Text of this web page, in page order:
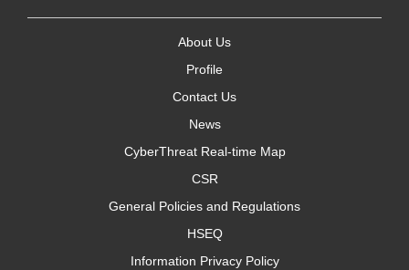
About Us
Profile
Contact Us
News
CyberThreat Real-time Map
CSR
General Policies and Regulations
HSEQ
Information Privacy Policy